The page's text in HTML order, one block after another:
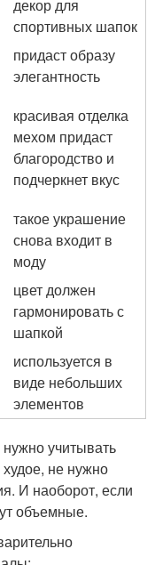
декор для
спортивных шапок
придаст образу
элегантность
красивая отделка
мехом придаст
благородство и
подчеркнет вкус
такое украшение
снова входит в
моду
цвет должен
гармонировать с
шапкой
используется в
виде небольших
элементов
учитывать
не нужно
И наоборот, если
объемные.